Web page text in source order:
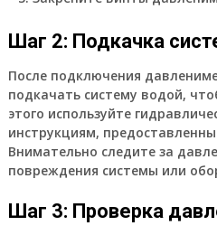
Шаг 2: Подкачка
После подключения
подкачать систему водой,
этого используйте
инструкциям,
Внимательно следите за
повреждения системы или
Шаг 3: Проверка